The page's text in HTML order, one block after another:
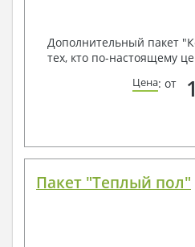
Дополнительный пакет
тех, кто по-настоящему
Цена: от
Пакет "Теплый пол"